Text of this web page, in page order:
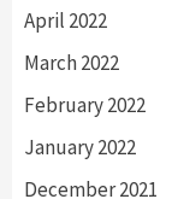
April 2022
March 2022
February 2022
January 2022
December 2021